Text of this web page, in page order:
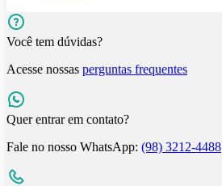
Você tem dúvidas?
Acesse nossas perguntas frequentes
Quer entrar em contato?
Fale no nosso WhatsApp: (98) 3212-4488